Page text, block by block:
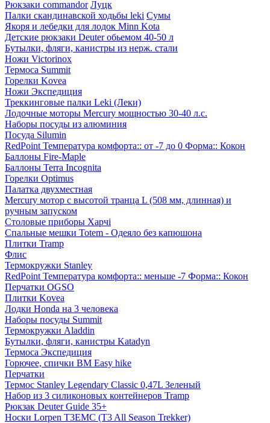
Рюкзаки commandor Луцк
Палки скандинавской ходьбы leki Сумы
Якоря и лебедки для лодок Minn Kota
Детские рюкзаки Deuter обьемом 40-50 л
Бутылки, фляги, канистры из нерж. стали
Ножи Victorinox
Термоса Summit
Горелки Kovea
Ножи Экспедиция
Треккинговые палки Leki (Леки)
Лодочные моторы Mercury мощностью 30-40 л.с.
Наборы посуды из алюминия
Посуда Silumin
RedPoint Температура комфорта:: от -7 до 0 Форма:: Кокон
Баллоны Fire-Maple
Баллоны Terra Incognita
Горелки Optimus
Палатка двухместная
Mercury мотор с высотой транца L (508 мм, длинная) и
ручным запуском
Столовые приборы Харчі
Спальные мешки Totem - Одеяло без капюшона
Плитки Tramp
Флис
Термокружки Stanley
RedPoint Температура комфорта:: меньше -7 Форма:: Кокон
Перчатки OGSO
Плитки Kovea
Лодки Honda на 3 человека
Наборы посуды Summit
Термокружки Aladdin
Бутылки, фляги, канистры Katadyn
Термоса Экспедиция
Горючее, спички BM Easy hike
Перчатки
Термос Stanley Legendary Classic 0,47L Зеленый
Набор из 3 силиконовых контейнеров Tramp
Рюкзак Deuter Guide 35+
Носки Lorpen T3EMC (T3 All Season Trekker)